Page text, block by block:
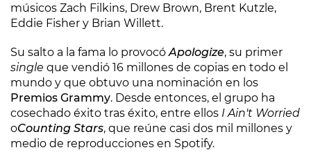
músicos Zach Filkins, Drew Brown, Brent Kutzle,
Eddie Fisher y Brian Willett.
Su salto a la fama lo provocóApologize, su primer
single que vendió 16 millones de copias en todo el
mundo y que obtuvo una nominación en los
Premios Grammy. Desde entonces, el grupo ha
cosechado éxito tras éxito, entre ellos I Ain't Worried
oCounting Stars, que reúne casi dos mil millones y
medio de reproducciones en Spotify.